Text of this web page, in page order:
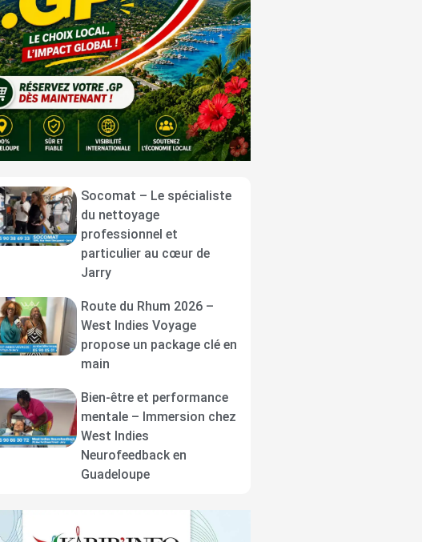
Socomat – Le spécialiste
du nettoyage
professionnel et
particulier au cœur de
Jarry
Route du Rhum 2026 –
West Indies Voyage
propose un package clé en
main
Bien-être et performance
mentale – Immersion chez
West Indies
Neurofeedback en
Guadeloupe